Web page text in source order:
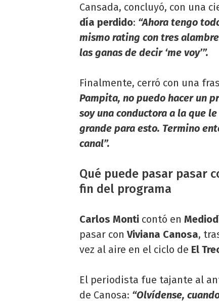
Cansada, concluyó, con una
día perdido: “Ahora tengo
mismo rating con tres
las ganas de decir ‘me voy’”.
Finalmente, cerró con una
Pampita, no puedo hacer un
soy una conductora a la que
grande para esto. Termino
canal”.
Qué puede pasar pasar
fin del programa
Carlos Monti contó en
pasar conViviana Canosa,
vez al aire en el ciclo de El
El periodista fue tajante al
de Canosa: “Olvídense,